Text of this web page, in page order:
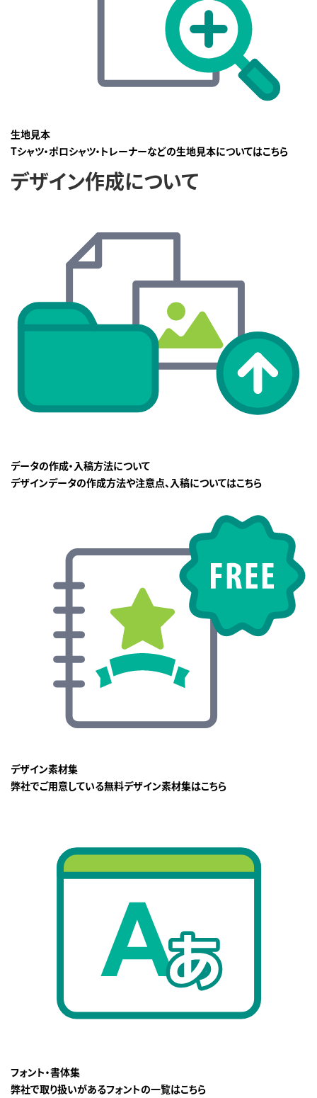
生地見本
Tシャツ・ポロシャツ・トレーナーなどの生地見本についてはこちら
デザイン作成について
データの作成・入稿方法について
デザインデータの作成方法や注意点、入稿についてはこちら
デザイン素材集
弊社でご用意している無料デザイン素材集はこちら
フォント・書体集
弊社で取り扱いがあるフォントの一覧はこちら